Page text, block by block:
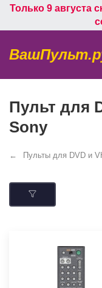
Только 9 августа
Пульт для
Sony
Пульты для DVD и